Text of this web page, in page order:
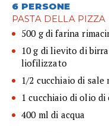
6 PERSONE
PASTA DELLA PIZZA
500 g di farina
10 g di lievito di
liofilizzato
1/2 cucchiaio di sale
1 cucchiaio di olio di
400 ml di acqua